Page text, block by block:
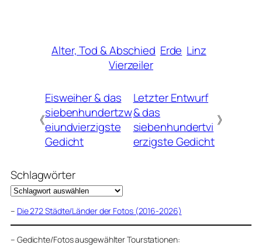
Alter, Tod & Abschied Erde Linz
Vierzeiler
《
Eisweiher & das
siebenhundertzw
eiundvierzigste
Gedicht
Letzter Entwurf
& das
siebenhundertvi
erzigste Gedicht
》
Schlagwörter
– Die 272 Städte/Länder der Fotos (2016-2026)
– Gedichte/Fotos ausgewählter Tourstationen: